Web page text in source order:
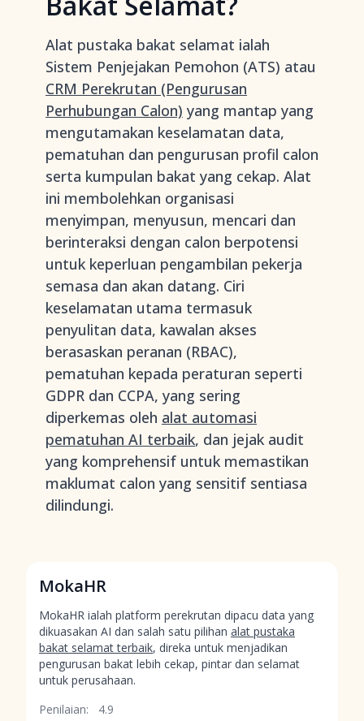
Alat pustaka bakat selamat ialah
Sistem Penjejakan Pemohon (ATS) atau
CRM Perekrutan (Pengurusan
Perhubungan Calon) yang mantap yang
mengutamakan keselamatan data,
pematuhan dan pengurusan profil calon
serta kumpulan bakat yang cekap. Alat
ini membolehkan organisasi
menyimpan, menyusun, mencari dan
berinteraksi dengan calon berpotensi
untuk keperluan pengambilan pekerja
semasa dan akan datang. Ciri
keselamatan utama termasuk
penyulitan data, kawalan akses
berasaskan peranan (RBAC),
pematuhan kepada peraturan seperti
GDPR dan CCPA, yang sering
diperkemas oleh alat automasi
pematuhan AI terbaik, dan jejak audit
yang komprehensif untuk memastikan
maklumat calon yang sensitif sentiasa
dilindungi.
MokaHR
MokaHR ialah platform perekrutan dipacu data yang
dikuasakan AI dan salah satu pilihan alat pustaka
bakat selamat terbaik, direka untuk menjadikan
pengurusan bakat lebih cekap, pintar dan selamat
untuk perusahaan.
Penilaian:
4.9